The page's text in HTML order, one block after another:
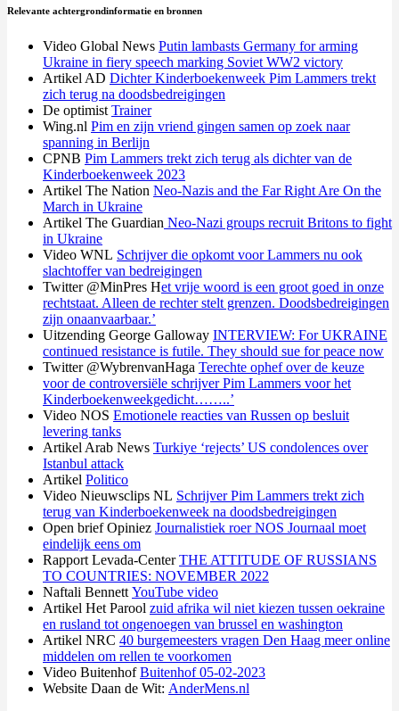
Relevante achtergrondinformatie en bronnen
Video Global News Putin lambasts Germany for arming
Ukraine in fiery speech marking Soviet WW2 victory
Artikel AD Dichter Kinderboekenweek Pim Lammers trekt
zich terug na doodsbedreigingen
De optimist Trainer
Wing.nl Pim en zijn vriend gingen samen op zoek naar
spanning in Berlijn
CPNB Pim Lammers trekt zich terug als dichter van de
Kinderboekenweek 2023
Artikel The Nation Neo-Nazis and the Far Right Are On the
March in Ukraine
Artikel The Guardian Neo-Nazi groups recruit Britons to fight
in Ukraine
Video WNL Schrijver die opkomt voor Lammers nu ook
slachtoffer van bedreigingen
Twitter @MinPres Het vrije woord is een groot goed in onze
rechtstaat. Alleen de rechter stelt grenzen. Doodsbedreigingen
zijn onaanvaarbaar.’
Uitzending George Galloway INTERVIEW: For UKRAINE
continued resistance is futile. They should sue for peace now
Twitter @WybrenvanHaga Terechte ophef over de keuze
voor de controversiële schrijver Pim Lammers voor het
Kinderboekenweekgedicht……..’
Video NOS Emotionele reacties van Russen op besluit
levering tanks
Artikel Arab News Turkiye ‘rejects’ US condolences over
Istanbul attack
Artikel Politico
Video Nieuwsclips NL Schrijver Pim Lammers trekt zich
terug van Kinderboekenweek na doodsbedreigingen
Open brief Opiniez Journalistiek roer NOS Journaal moet
eindelijk eens om
Rapport Levada-CenterTHE ATTITUDE OF RUSSIANS
TO COUNTRIES: NOVEMBER 2022
Naftali Bennett YouTube video
Artikel Het Parool zuid afrika wil niet kiezen tussen oekraine
en rusland tot ongenoegen van brussel en washington
Artikel NRC 40 burgemeesters vragen Den Haag meer online
middelen om rellen te voorkomen
Video BuitenhofBuitenhof 05-02-2023
Website Daan de Wit: AnderMens.nl